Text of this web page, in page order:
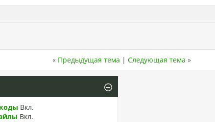
« Предыдущая тема | Следующая тема »
Вкл.
Вкл.